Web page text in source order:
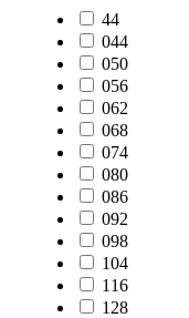
44
044
050
056
062
068
074
080
086
092
098
104
116
128